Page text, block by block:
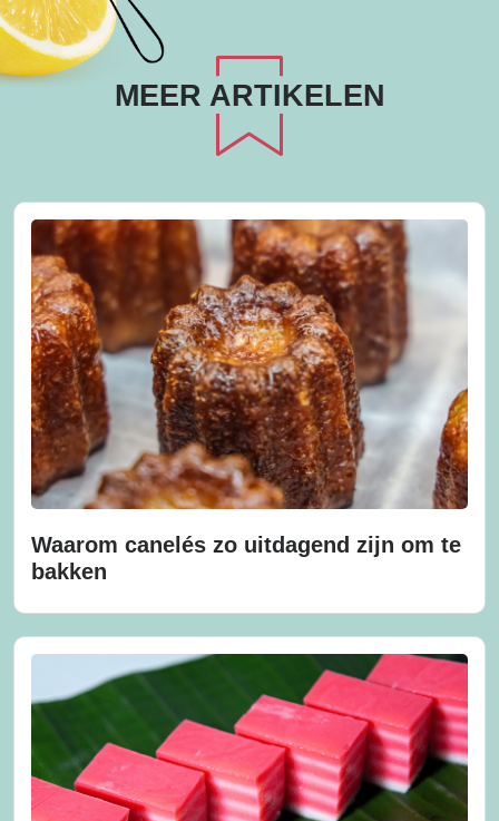
MEER ARTIKELEN
Waarom canelés zo uitdagend zijn om te
bakken